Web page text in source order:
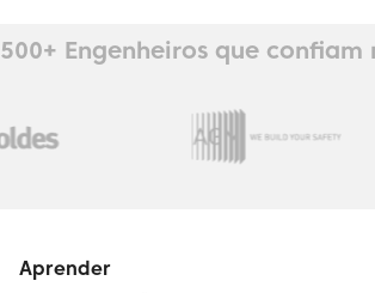
500+ Engenheiros que confiam
Aprender